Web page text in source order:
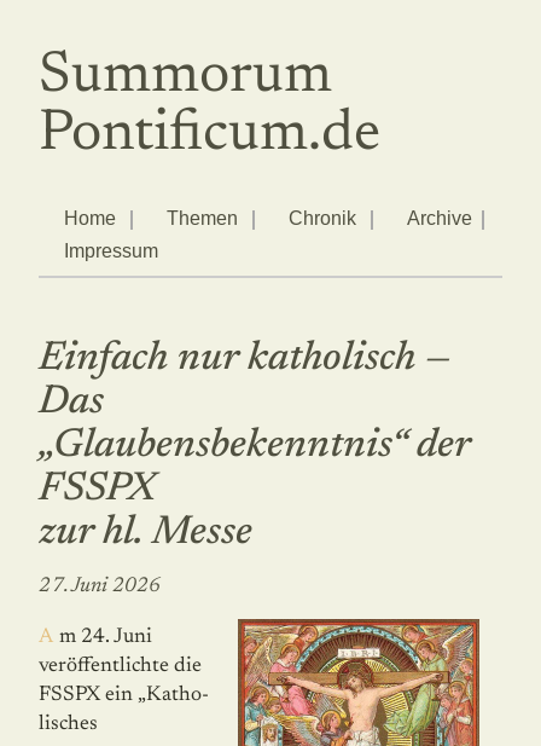
Summorum
Pontificum.de
Home Themen Chronik
Archive
Impressum
Einfach nur katholisch —
Das
„Glaubensbekenntnis“ der
FSSPX
zur hl. Messe
27. Juni 2026
Am 24. Juni
veröffentlichte die
FSSPX ein „Katho­
lisches